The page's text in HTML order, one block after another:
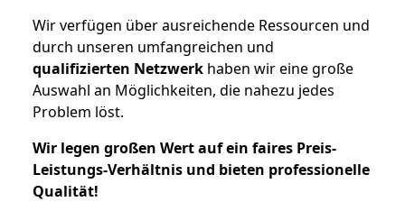
Wir verfügen über ausreichende Ressourcen und
durch unseren umfangreichen und
qualifizierten Netzwerk haben wir eine große
Auswahl an Möglichkeiten, die nahezu jedes
Problem löst.
Wir legen großen Wert auf ein faires Preis-
Leistungs-Verhältnis und bieten professionelle
Qualität!